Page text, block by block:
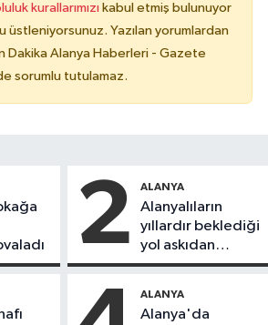
kurallarımızı kabul etmiş bulunuyor
üstleniyorsunuz. Yazılan yorumlardan
Dakika Alanya Haberleri - Gazete
sorumlu tutulamaz.
2 ALANYA
Alanyalıların
yıllardır beklediği
yol askıdan
döndü
ALANYA
Alanya'da